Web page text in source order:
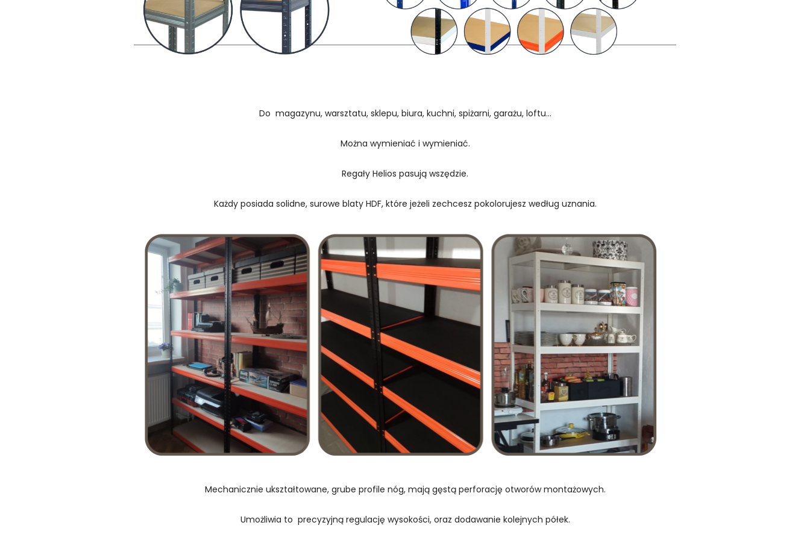
Do magazynu, warsztatu, sklepu, biura, kuchni, spiżarni, garażu, loftu...
Można wymieniać i wymieniać.
Regały Helios pasują wszędzie.
Każdy posiada solidne, surowe blaty HDF, które jeżeli zechcesz pokolorujesz według uznania.
Mechanicznie ukształtowane, grube profile nóg, mają gęstą perforację otworów montażowych.
Umożliwia to precyzyjną regulację wysokości, oraz dodawanie kolejnych półek.